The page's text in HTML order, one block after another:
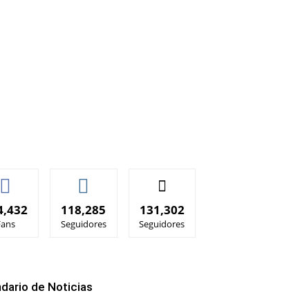
118,285
Seguidores
131,302
Seguidores
de Noticias